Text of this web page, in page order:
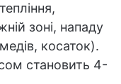
зоні, нападу
косаток).
становить 4-